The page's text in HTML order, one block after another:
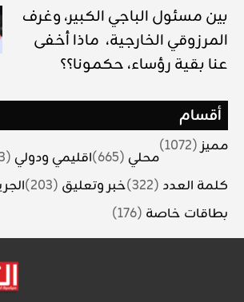
بين مسئول الباجي الكبير، وغرف
المرزوقي الخارجية، ماذا أخفى
عنا بقية رؤساء، حكمونا؟؟
أقسام
مميز(1072)
محلي (665) اقليمي ودولي (343)
كلمة العدد (322) خبر وتعليق (203)
بطاقات خاصة (176)